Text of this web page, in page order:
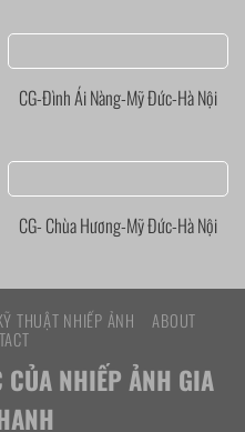
CG-Đình Ái Nàng-Mỹ Đức-Hà Nội
CG- Chùa Hương-Mỹ Đức-Hà Nội
THUẬT NHIẾP ẢNH ABOUT
CỦA NHIẾP ẢNH GIA